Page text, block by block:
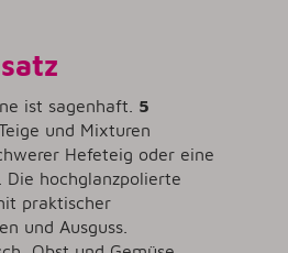
ist sagenhaft. 5
und Mixturen
Hefeteig oder eine
hochglanzpolierte
praktischer
und Ausguss.